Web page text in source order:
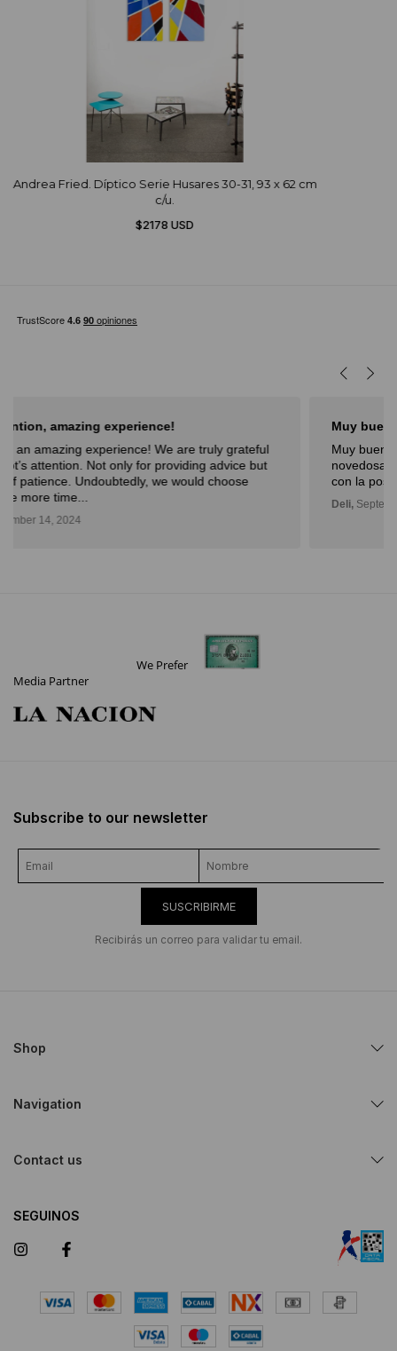
Andrea Fried. Díptico Serie Husares 30-31, 93 x 62 cm
c/u.
$2178 USD
Muy buena experiencia
Muy buena experiencia. Diderot es una excelente y
novedosa forma de poder ver, aprender, comprar arte y
con la posibilidad de probarlo. Me fue muy bien!
Deli,September 12, 2024
We Prefer
Media Partner
Subscribe to our newsletter
SUSCRIBIRME
Recibirás un correo para validar tu email.
Shop
Navigation
Contact us
SEGUINOS